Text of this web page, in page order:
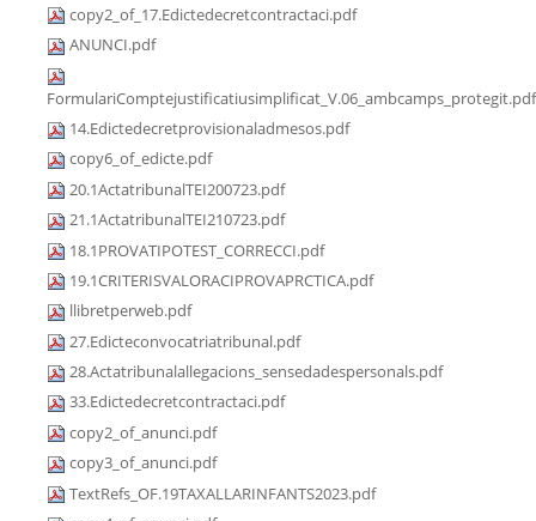
copy2_of_17.Edictedecretcontractaci.pdf
ANUNCI.pdf
FormulariComptejustificatiusimplificat_V.06_ambcamps_protegit.pdf
14.Edictedecretprovisionaladmesos.pdf
copy6_of_edicte.pdf
20.1ActatribunalTEI200723.pdf
21.1ActatribunalTEI210723.pdf
18.1PROVATIPOTEST_CORRECCI.pdf
19.1CRITERISVALORACIPROVAPRCTICA.pdf
llibretperweb.pdf
27.Edicteconvocatriatribunal.pdf
28.Actatribunalallegacions_sensedadespersonals.pdf
33.Edictedecretcontractaci.pdf
copy2_of_anunci.pdf
copy3_of_anunci.pdf
TextRefs_OF.19TAXALLARINFANTS2023.pdf